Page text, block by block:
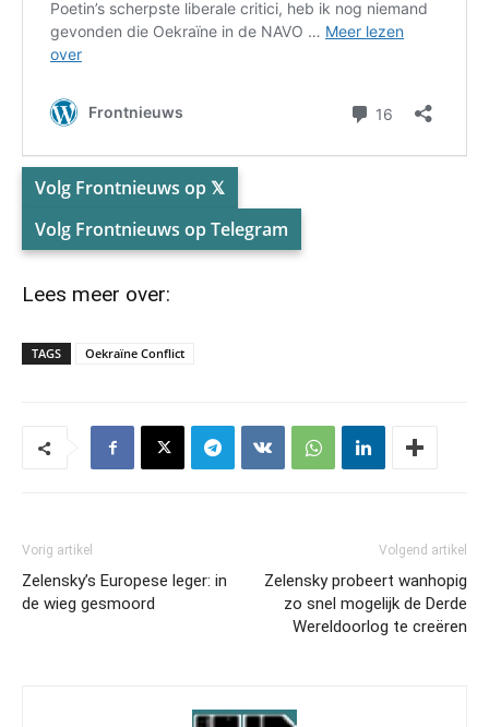
Volg Frontnieuws op 𝕏
Volg Frontnieuws op Telegram
Lees meer over:
TAGS Oekraïne Conflict
Vorig artikel
Zelensky’s Europese leger: in
de wieg gesmoord
Volgend artikel
Zelensky probeert wanhopig
zo snel mogelijk de Derde
Wereldoorlog te creëren